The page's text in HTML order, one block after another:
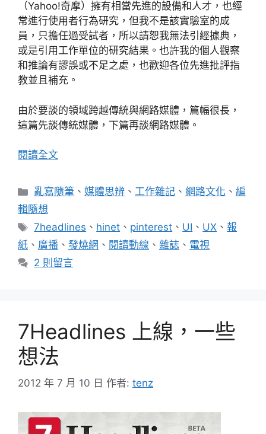
（Yahoo!奇摩）擁有相當先進的設備和人才，也經
常進行使用者行為研究，但我不是該實驗室的成
員，只擔任過受試者，所以請恕我無法引經據典，
或是引用工作單位的研究結果。也許我的個人觀察
和推論有謬誤或不足之處，也歡迎各位先進批評指
教並且補充。
由於要談的領域跨越傳統與網路媒體，篇幅很長，
這篇先談傳統媒體，下篇再談網路媒體。
閱讀全文
分
類
亂寫隨筆 、媒體思辨 、工作雜記 、網路文化 、編
輯隨想
標
籤
7headlines 、 hinet 、 pinterest 、 UI 、 UX 、報
紙 、 廣播 、 發燒網 、 閱讀動線 、 雜誌 、 電視
2 則留言
7Headlines 上線，一些
想法
2012 年 7 月 10 日 作者: tenz